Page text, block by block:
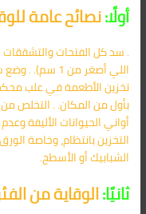
أولًا:نصائح عامة
. سد كل الفتحات
اللي أصغر من
تخزين الأطعمة في علب
بأول من المكان. . التخلص
أواني الحيوانات الأليفة
التخزين بانتظام، وخاصة
الشبابيك أو الأسطح.
ثانيًا:الوقاية من